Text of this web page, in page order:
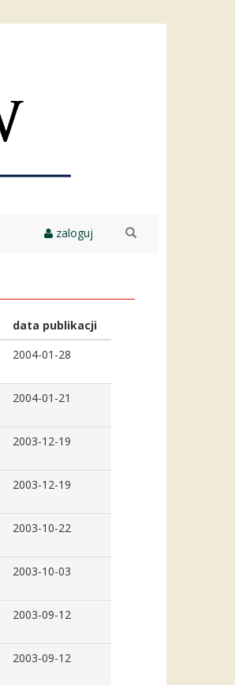
zaloguj
data publikacji
2004-01-28
2004-01-21
2003-12-19
2003-12-19
2003-10-22
2003-10-03
2003-09-12
2003-09-12